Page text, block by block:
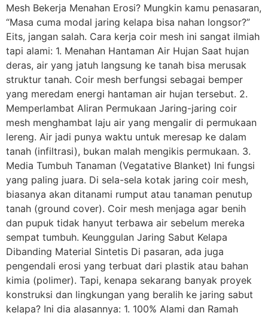
Mesh Bekerja Menahan Erosi? Mungkin kamu penasaran,
“Masa cuma modal jaring kelapa bisa nahan longsor?”
Eits, jangan salah. Cara kerja coir mesh ini sangat ilmiah
tapi alami: 1. Menahan Hantaman Air Hujan Saat hujan
deras, air yang jatuh langsung ke tanah bisa merusak
struktur tanah. Coir mesh berfungsi sebagai bemper
yang meredam energi hantaman air hujan tersebut. 2.
Memperlambat Aliran Permukaan Jaring-jaring coir
mesh menghambat laju air yang mengalir di permukaan
lereng. Air jadi punya waktu untuk meresap ke dalam
tanah (infiltrasi), bukan malah mengikis permukaan. 3.
Media Tumbuh Tanaman (Vegatative Blanket) Ini fungsi
yang paling juara. Di sela-sela kotak jaring coir mesh,
biasanya akan ditanami rumput atau tanaman penutup
tanah (ground cover). Coir mesh menjaga agar benih
dan pupuk tidak hanyut terbawa air sebelum mereka
sempat tumbuh. Keunggulan Jaring Sabut Kelapa
Dibanding Material Sintetis Di pasaran, ada juga
pengendali erosi yang terbuat dari plastik atau bahan
kimia (polimer). Tapi, kenapa sekarang banyak proyek
konstruksi dan lingkungan yang beralih ke jaring sabut
kelapa? Ini dia alasannya: 1. 100% Alami dan Ramah